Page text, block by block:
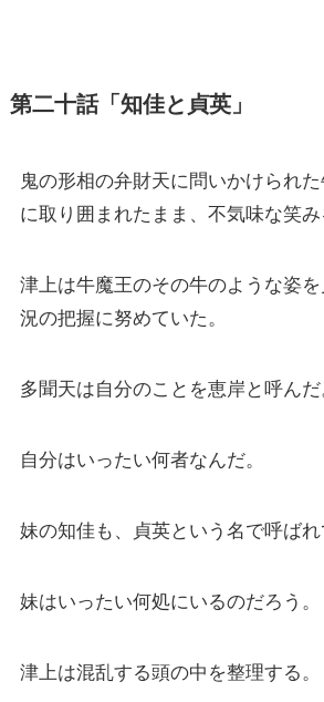
第二十話「知佳と貞英」
鬼の形相の弁財天に問いかけられ
に取り囲まれたまま、不気味な笑み
津上は牛魔王のその牛のような姿
況の把握に努めていた。
多聞天は自分のことを恵岸と呼んだ
自分はいったい何者なんだ。
妹の知佳も、貞英という名で呼ばれ
妹はいったい何処にいるのだろう。
津上は混乱する頭の中を整理する。